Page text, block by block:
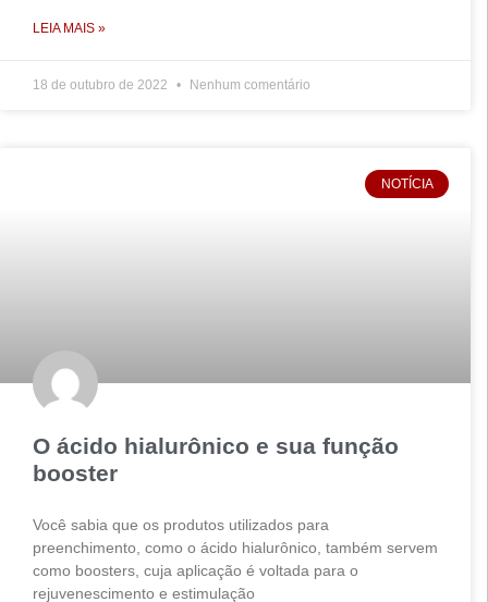
LEIA MAIS »
18 de outubro de 2022 Nenhum comentário
NOTÍCIA
O ácido hialurônico e sua função
booster
Você sabia que os produtos utilizados para
preenchimento, como o ácido hialurônico, também servem
como boosters, cuja aplicação é voltada para o
rejuvenescimento e estimulação